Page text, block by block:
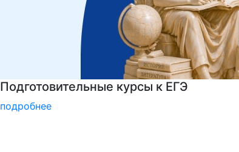
Детали программы
подробнее